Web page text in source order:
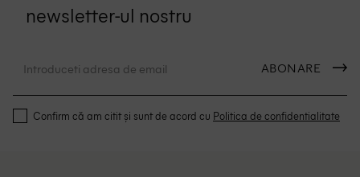
newsletter-ul nostru
ABONARE
Confirm că am citit și sunt de acord cu Politica de confidentialitate